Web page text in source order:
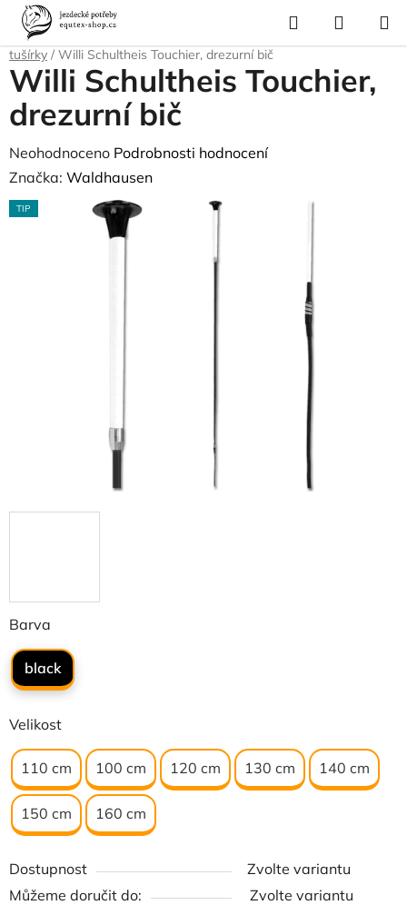
Přejít
obsah
Hledat
KOŠÍK
Domů
Pro jezdce
tušírky / Willi Schultheis Touchier, drezurní bič
Barva
black
Velikost
110 cm 100 cm 120 cm 130 cm 140 cm
150 cm 160 cm
Dostupnost
Zvolte variantu
Můžeme doručit do:
Zvolte variantu
Willi Schultheis Touchier,
drezurní bič
Průměrné
hodnocení
produktu
Neohodnoceno Podrobnosti hodnocení
Značka: Waldhausen
TIP